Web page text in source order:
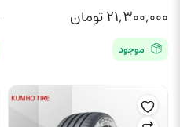
۲۱,۳۰۰,۰۰۰تومان
موجود